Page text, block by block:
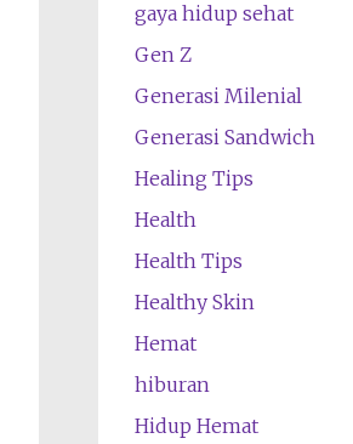
gaya hidup sehat
Gen Z
Generasi Milenial
Generasi Sandwich
Healing Tips
Health
Health Tips
Healthy Skin
Hemat
hiburan
Hidup Hemat